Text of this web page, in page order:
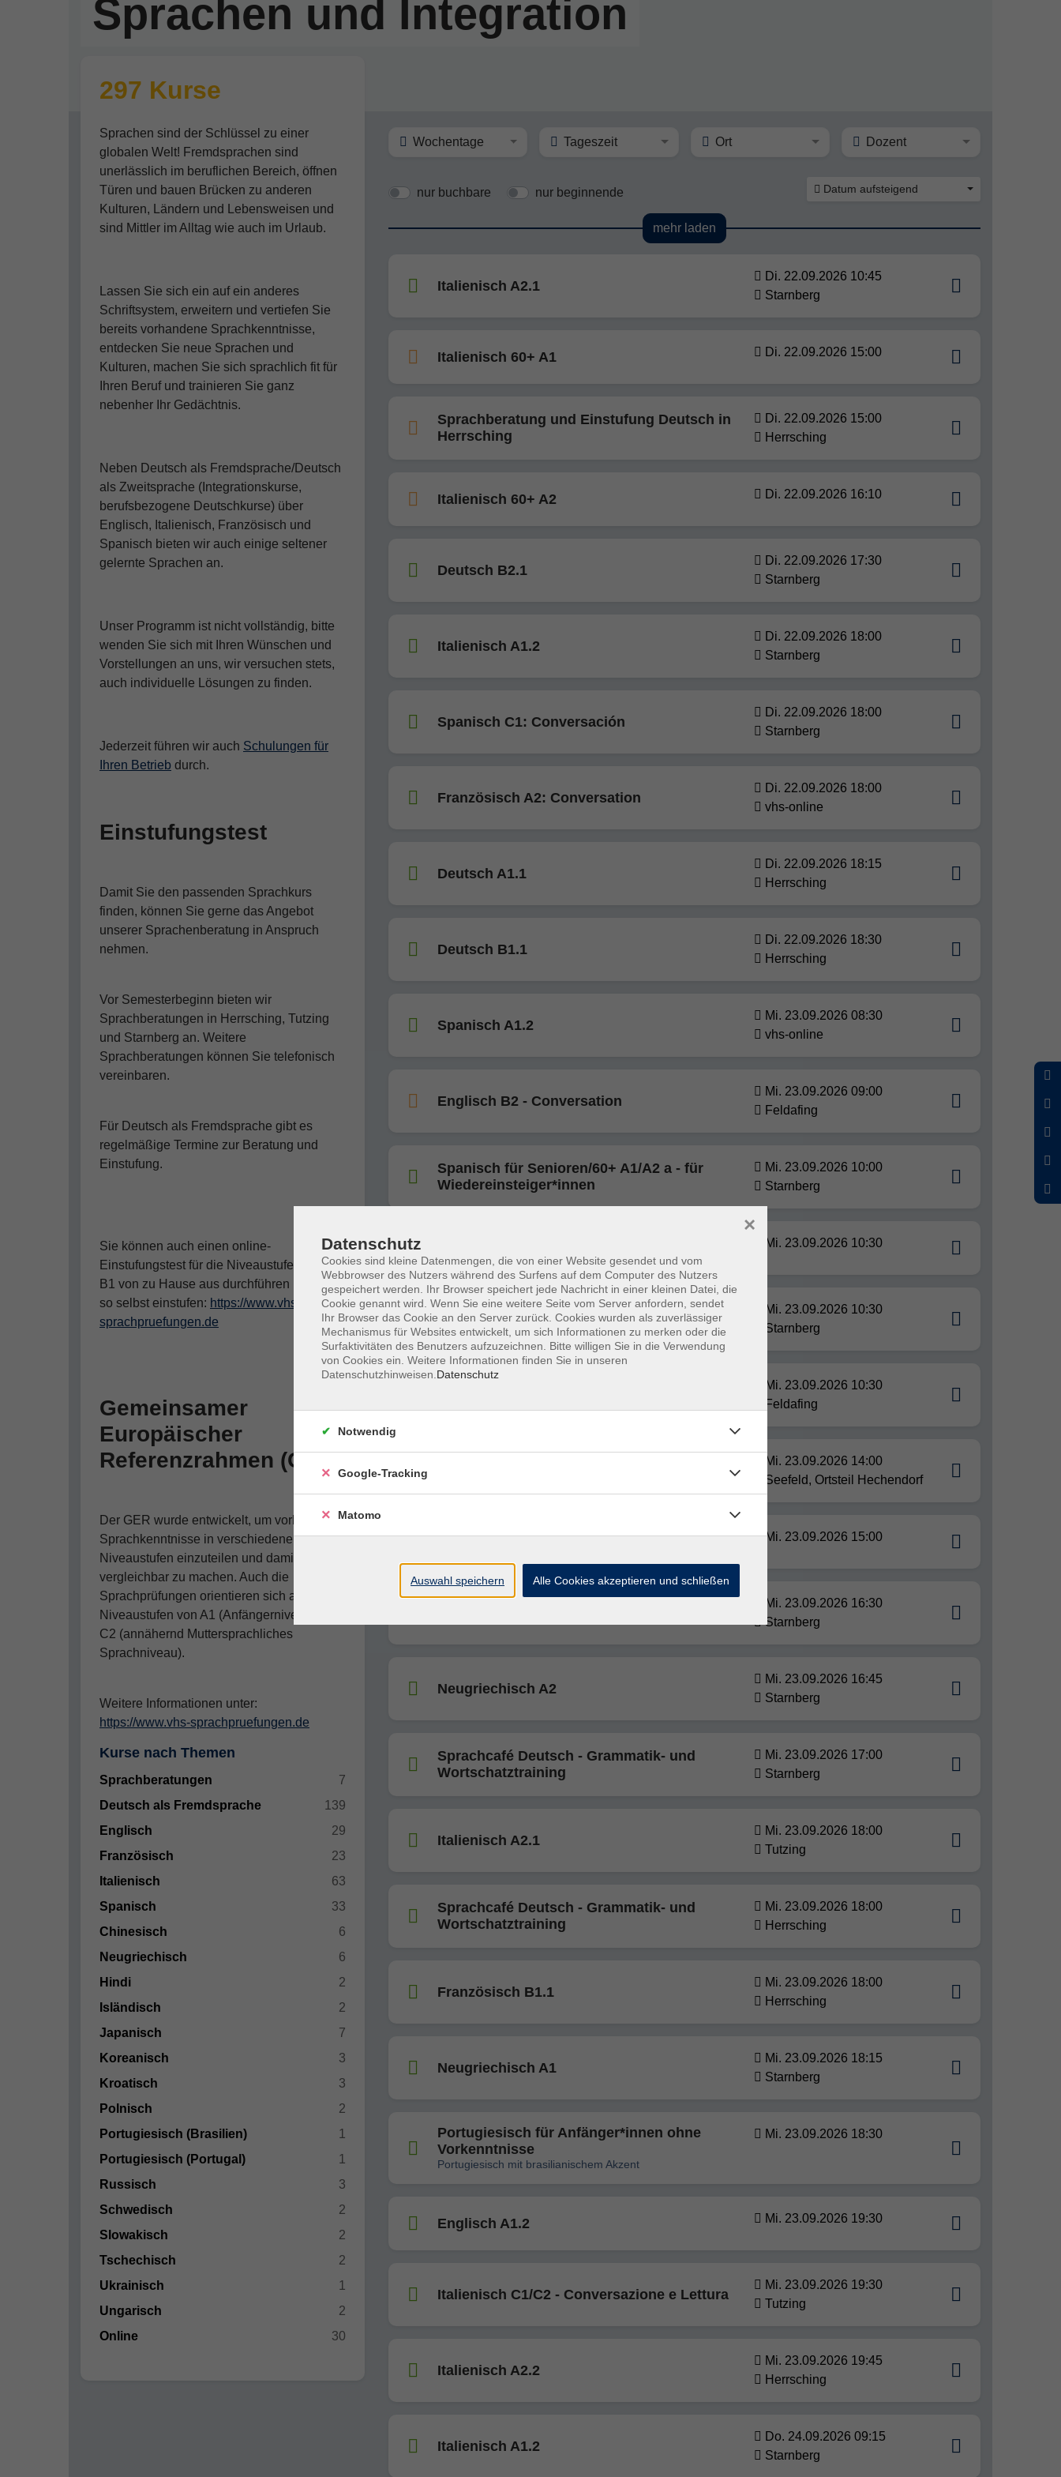
Sprachen und Integration
297 Kurse
Sprachen sind der Schlüssel zu einer
globalen Welt! Fremdsprachen sind
unerlässlich im beruflichen Bereich, öffnen
Türen und bauen Brücken zu anderen
Kulturen, Ländern und Lebensweisen und
sind Mittler im Alltag wie auch im Urlaub.
Lassen Sie sich ein auf ein anderes
Schriftsystem, erweitern und vertiefen Sie
bereits vorhandene Sprachkenntnisse,
entdecken Sie neue Sprachen und
Kulturen, machen Sie sich sprachlich fit für
Ihren Beruf und trainieren Sie ganz
nebenher Ihr Gedächtnis.
Neben Deutsch als Fremdsprache/Deutsch
als Zweitsprache (Integrationskurse,
berufsbezogene Deutschkurse) über
Englisch, Italienisch, Französisch und
Spanisch bieten wir auch einige seltener
gelernte Sprachen an.
Unser Programm ist nicht vollständig, bitte
wenden Sie sich mit Ihren Wünschen und
Vorstellungen an uns, wir versuchen stets,
auch individuelle Lösungen zu finden.
Jederzeit führen wir auch Schulungen für
Ihren Betrieb durch.
Einstufungstest
Damit Sie den passenden Sprachkurs
finden, können Sie gerne das Angebot
unserer Sprachenberatung in Anspruch
nehmen.
Vor Semesterbeginn bieten wir
Sprachberatungen in Herrsching, Tutzing
und Starnberg an. Weitere
Sprachberatungen können Sie telefonisch
vereinbaren.
Für Deutsch als Fremdsprache gibt es
regelmäßige Termine zur Beratung und
Einstufung.
Sie können auch einen online-
Einstufungstest für die Niveaustufen A1 bis
B1 von zu Hause aus durchführen und sich
so selbst einstufen: https://www.vhs-
sprachpruefungen.de
Gemeinsamer
Europäischer
Referenzrahmen (GER)
Der GER wurde entwickelt, um vorhandene
Sprachkenntnisse in verschiedene
Niveaustufen einzuteilen und damit
vergleichbar zu machen. Auch die
Sprachprüfungen orientieren sich an diesen
Niveaustufen von A1 (Anfängerniveau) bis
C2 (annähernd Muttersprachliches
Sprachniveau).
Weitere Informationen unter:
https://www.vhs-sprachpruefungen.de
Kurse nach Themen
Sprachberatungen
7
Deutsch als Fremdsprache
139
Englisch
29
Französisch
23
Italienisch
63
Spanisch
33
Chinesisch
6
Neugriechisch
6
Hindi
2
Isländisch
2
Japanisch
7
Koreanisch
3
Kroatisch
3
Polnisch
2
Portugiesisch (Brasilien)
1
Portugiesisch (Portugal)
1
Russisch
3
Schwedisch
2
Slowakisch
2
Tschechisch
2
Ukrainisch
1
Ungarisch
2
Online
30
Wochentage Tageszeit Ort Dozent
nur buchbare nur beginnende Datum aufsteigend
mehr laden
Italienisch A2.1
Di. 22.09.2026 10:45
Starnberg
Italienisch 60+ A1 Di. 22.09.2026 15:00
Sprachberatung und Einstufung Deutsch in
Herrsching
Di. 22.09.2026 15:00
Herrsching
Italienisch 60+ A2 Di. 22.09.2026 16:10
Deutsch B2.1
Di. 22.09.2026 17:30
Starnberg
Italienisch A1.2
Di. 22.09.2026 18:00
Starnberg
Spanisch C1: Conversación
Di. 22.09.2026 18:00
Starnberg
Französisch A2: Conversation
Di. 22.09.2026 18:00
vhs-online
Deutsch A1.1
Di. 22.09.2026 18:15
Herrsching
Deutsch B1.1
Di. 22.09.2026 18:30
Herrsching
Spanisch A1.2
Mi. 23.09.2026 08:30
vhs-online
Englisch B2 - Conversation
Mi. 23.09.2026 09:00
Feldafing
Spanisch für Senioren/60+ A1/A2 a - für
Wiedereinsteiger*innen
Mi. 23.09.2026 10:00
Starnberg
Mi. 23.09.2026 10:30
Englisch C1/C2: Conversation
Mi. 23.09.2026 10:30
Starnberg
Mi. 23.09.2026 10:30
Feldafing
Mi. 23.09.2026 14:00
Seefeld, Ortsteil Hechendorf
Mi. 23.09.2026 15:00
Mi. 23.09.2026 16:30
Starnberg
Neugriechisch A2
Mi. 23.09.2026 16:45
Starnberg
Sprachcafé Deutsch - Grammatik- und
Wortschatztraining
Mi. 23.09.2026 17:00
Starnberg
Italienisch A2.1
Mi. 23.09.2026 18:00
Tutzing
Sprachcafé Deutsch - Grammatik- und
Wortschatztraining
Mi. 23.09.2026 18:00
Herrsching
Französisch B1.1
Mi. 23.09.2026 18:00
Herrsching
Neugriechisch A1
Mi. 23.09.2026 18:15
Starnberg
Portugiesisch für Anfänger*innen ohne
Vorkenntnisse
Portugiesisch mit brasilianischem Akzent
Mi. 23.09.2026 18:30
Englisch A1.2 Mi. 23.09.2026 19:30
Italienisch C1/C2 - Conversazione e Lettura
Mi. 23.09.2026 19:30
Tutzing
Italienisch A2.2
Mi. 23.09.2026 19:45
Herrsching
Italienisch A1.2
Do. 24.09.2026 09:15
Starnberg
Datenschutz
Cookies sind kleine Datenmengen, die von einer Website gesendet und vom
Webbrowser des Nutzers während des Surfens auf dem Computer des Nutzers
gespeichert werden. Ihr Browser speichert jede Nachricht in einer kleinen Datei, die
Cookie genannt wird. Wenn Sie eine weitere Seite vom Server anfordern, sendet
Ihr Browser das Cookie an den Server zurück. Cookies wurden als zuverlässiger
Mechanismus für Websites entwickelt, um sich Informationen zu merken oder die
Surfaktivitäten des Benutzers aufzuzeichnen. Bitte willigen Sie in die Verwendung
von Cookies ein. Weitere Informationen finden Sie in unseren
Datenschutzhinweisen. Datenschutz
×
Notwendig
Google-Tracking
Matomo
Auswahl speichern Alle Cookies akzeptieren und schließen